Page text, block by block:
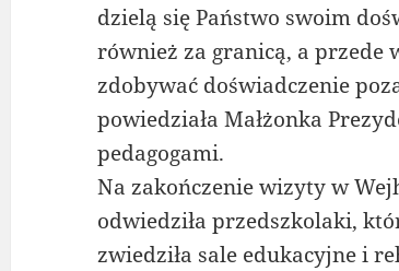
dzielą się Państwo swoim
również za granicą, a przede
zdobywać doświadczenie
powiedziała Małżonka
pedagogami.
Na zakończenie wizyty w
odwiedziła przedszkolaki,
zwiedziła sale edukacyjne i